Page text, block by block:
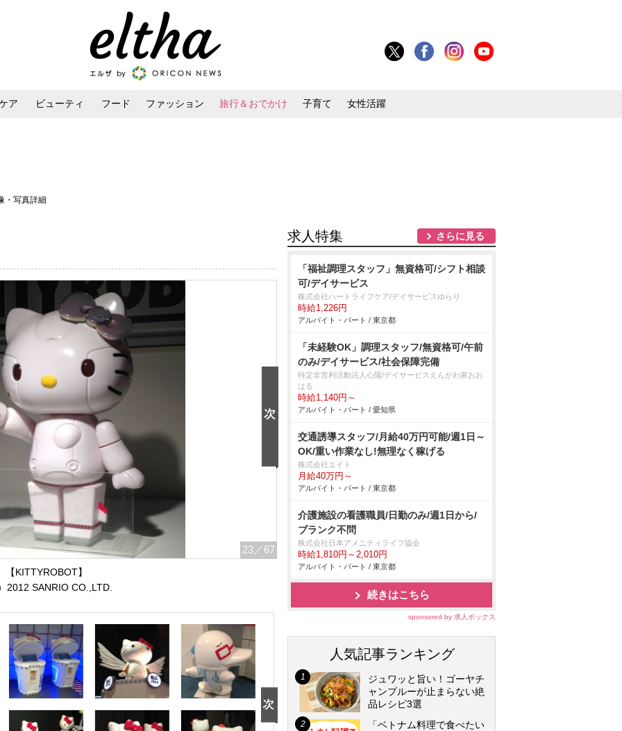
ア ビューティ フード ファッション 旅行＆おでかけ 子育て 女性活躍
・写真詳細
23 ／67
【KITTYROBOT】
2012 SANRIO CO.,LTD.
求人特集 さらに見る
「福祉調理スタッフ」無資格可/シフト相談
可/デイサービス
株式会社ハートライフケア/デイサービスゆらり
時給1,226円
アルバイト・パート / 東京都
「未経験OK」調理スタッフ/無資格可/午前
のみ/デイサービス/社会保障完備
特定非営利活動法人心陽/デイサービスえんがわ家おお
はる
時給1,140円～
アルバイト・パート / 愛知県
交通誘導スタッフ/月給40万円可能/週1日～
OK/重い作業なし!無理なく稼げる
株式会社エイト
月給40万円～
アルバイト・パート / 東京都
介護施設の看護職員/日勤のみ/週1日から/
ブランク不問
株式会社日本アメニティライフ協会
時給1,810円～2,010円
アルバイト・パート / 東京都
続きはこちら
sponsored by 求人ボックス
人気記事ランキング
ジュワッと旨い！ゴーヤチ
ャンプルーが止まらない絶
品レシピ3選
「ベトナム料理で食べたい